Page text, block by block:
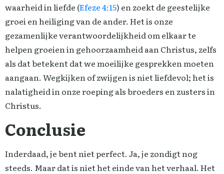
waarheid in liefde (Efeze 4:15) en zoekt de geestelijke
groei en heiliging van de ander. Het is onze
gezamenlijke verantwoordelijkheid om elkaar te
helpen groeien in gehoorzaamheid aan Christus, zelfs
als dat betekent dat we moeilijke gesprekken moeten
aangaan. Wegkijken of zwijgen is niet liefdevol; het is
nalatigheid in onze roeping als broeders en zusters in
Christus.
Conclusie
Inderdaad, je bent niet perfect. Ja, je zondigt nog
steeds. Maar dat is niet het einde van het verhaal. Het